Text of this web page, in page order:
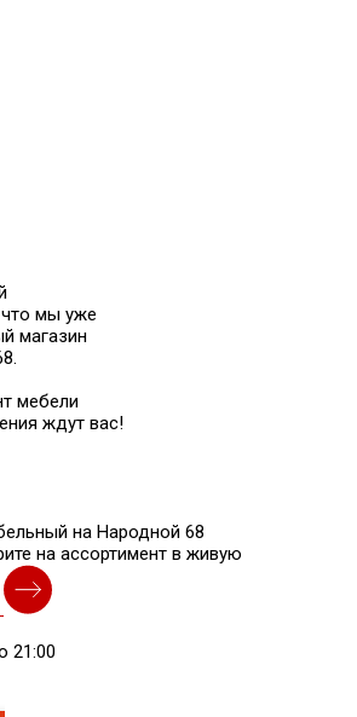
мы уже
магазин
мебели
ждут вас!
на Народной 68
на ассортимент в живую
21:00